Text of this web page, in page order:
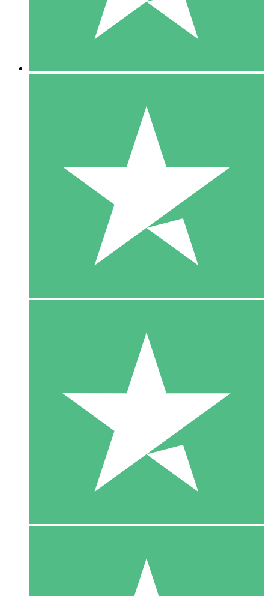
10
US$1500
10 Download
20